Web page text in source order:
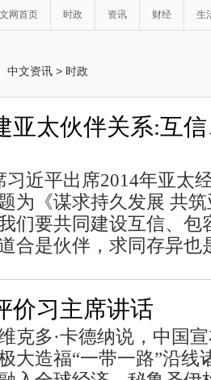
网首页 时政 资讯 财经 生
中文资讯 > 时政
亚太伙伴关系:互
近平出席2014年亚太
为《谋求持久发展 共
们要共同建设互信、包
合是伙伴，求同存异也
价习主席讲话
克多·卡德纳说，中国
大造福“一带一路”沿线